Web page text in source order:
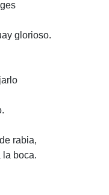
glorioso.
rabia,
la boca.